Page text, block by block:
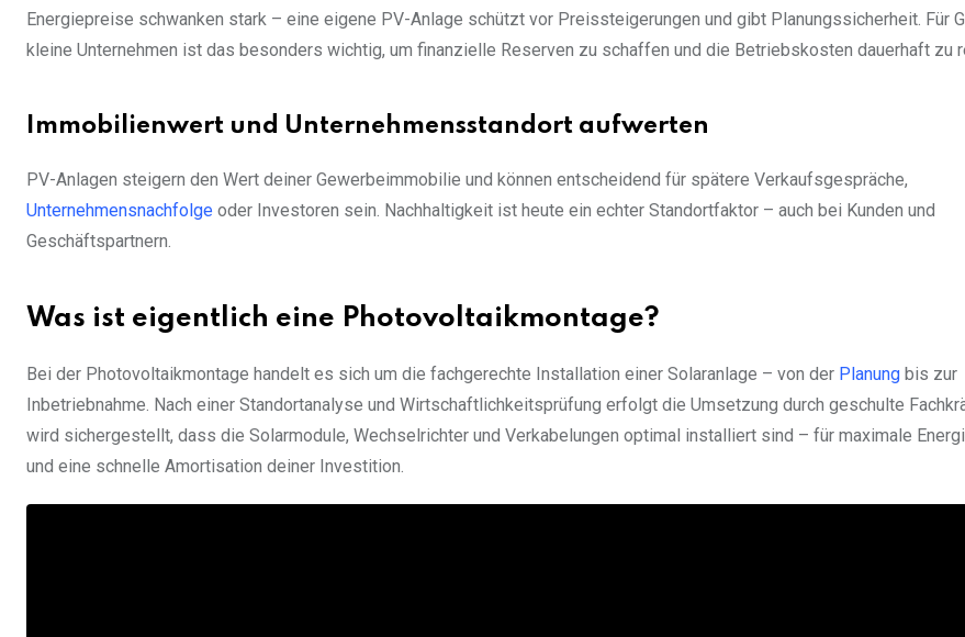
Energiepreise schwanken stark – eine eigene PV-Anlage schützt vor Preissteigerungen und gibt Planungssicherheit. Für
kleine Unternehmen ist das besonders wichtig, um finanzielle Reserven zu schaffen und die Betriebskosten dauerhaft zu
Immobilienwert und Unternehmensstandort aufwerten
PV-Anlagen steigern den Wert deiner Gewerbeimmobilie und können entscheidend für spätere Verkaufsgespräche,
Unternehmensnachfolge oder Investoren sein. Nachhaltigkeit ist heute ein echter Standortfaktor – auch bei Kunden und
Geschäftspartnern.
Was ist eigentlich eine Photovoltaikmontage?
Bei der Photovoltaikmontage handelt es sich um die fachgerechte Installation einer Solaranlage – von der Planung bis zur
Inbetriebnahme. Nach einer Standortanalyse und Wirtschaftlichkeitsprüfung erfolgt die Umsetzung durch geschulte
wird sichergestellt, dass die Solarmodule, Wechselrichter und Verkabelungen optimal installiert sind – für maximale
und eine schnelle Amortisation deiner Investition.